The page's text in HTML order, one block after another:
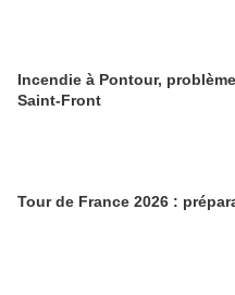
Incendie à Pontour,
Saint-Front
Tour de France 2026 :